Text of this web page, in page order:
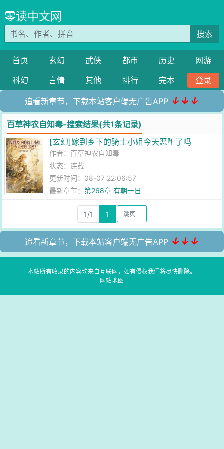
零读中文网
搜索
首页 玄幻 武侠 都市 历史
网游
科幻
言情 其他 排行 完本 登录
追看新章节，下载本站客户端无广告APP ↓↓↓
百草神农自知毒-搜索结果(共1条记录)
[玄幻]嫁到乡下的骑士小姐今天恶堕了吗
作者： 百草神农自知毒
状态：连载
更新时间：08-07 22:06:57
最新章节：第268章 有朝一日
1/1 1
追看新章节，下载本站客户端无广告APP ↓↓↓
本站所有收录的内容均来自互联网，如有侵权我们将尽快删除。
网站地图